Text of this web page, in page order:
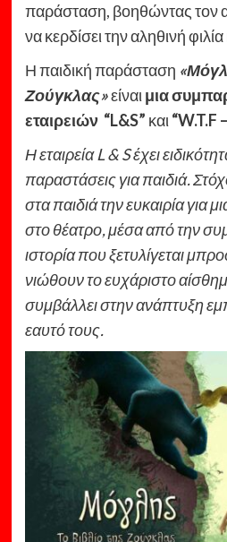
παράσταση, βοηθώντας τον
να κερδίσει την αληθινή
Η παιδική παράσταση
Ζούγκλας»είναι μια
εταιρειών “L&S” και “W.T.F –
Η εταιρείαL & Sέχει
παραστάσεις για παιδιά.
στα παιδιά την ευκαιρία για
στο θέατρο, μέσα από την
ιστορία που ξετυλίγεται
νιώθουν το ευχάριστο
συμβάλλει στην ανάπτυξη
εαυτό τους.